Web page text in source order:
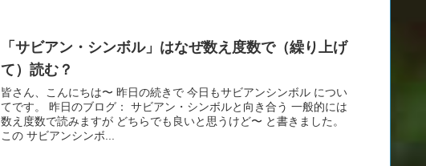
「サビアン・シンボル」はなぜ数え度数で（繰り上げ
て）読む？
皆さん、こんにちは〜 昨日の続きで 今日もサビアンシンボル につい
てです。 昨日のブログ： サビアン・シンボルと向き合う 一般的には
数え度数で読みますが どちらでも良いと思うけど〜 と書きました。
この サビアンシンボ...